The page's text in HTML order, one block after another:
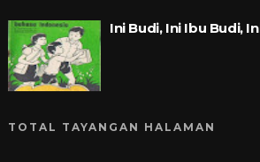
Ini Budi, Ini Ibu Budi,
TOTAL TAYANGAN HALAMAN